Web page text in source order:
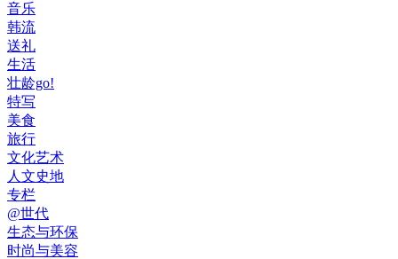
音乐
韩流
送礼
生活
壮龄go!
特写
美食
旅行
文化艺术
人文史地
专栏
@世代
生态与环保
时尚与美容